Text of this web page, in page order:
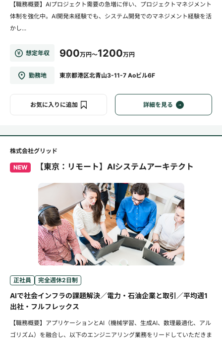
【職務概要】AIプロジェクト需要の急増に伴い、プロジェクトマネジメント
体制を強化中。AI開発未経験でも、システム開発でのマネジメント経験を活
かし...
想定年収 900万円～1200万円
勤務地 東京都港区北青山3-11-7 Aoビル6F
お気に入りに追加 詳細を見る
株式会社グリッド
NEW 【東京：リモート】AIシステムアーキテクト
正社員 完全週休2日制
AIで社会インフラの課題解決／電力・石油企業と取引／平均週1
出社・フルフレックス
【職務概要】アプリケーションとAI（機械学習、生成AI、数理最適化、アル
ゴリズム）を融合し、以下のエンジニアリング業務をリードしていただきま